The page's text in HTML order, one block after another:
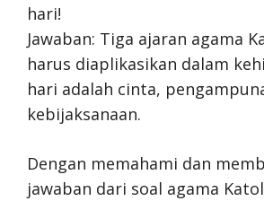
hari!
Jawaban: Tiga ajaran agama
harus diaplikasikan dalam
hari adalah cinta,
kebijaksanaan.
Dengan memahami dan
jawaban dari soal agama